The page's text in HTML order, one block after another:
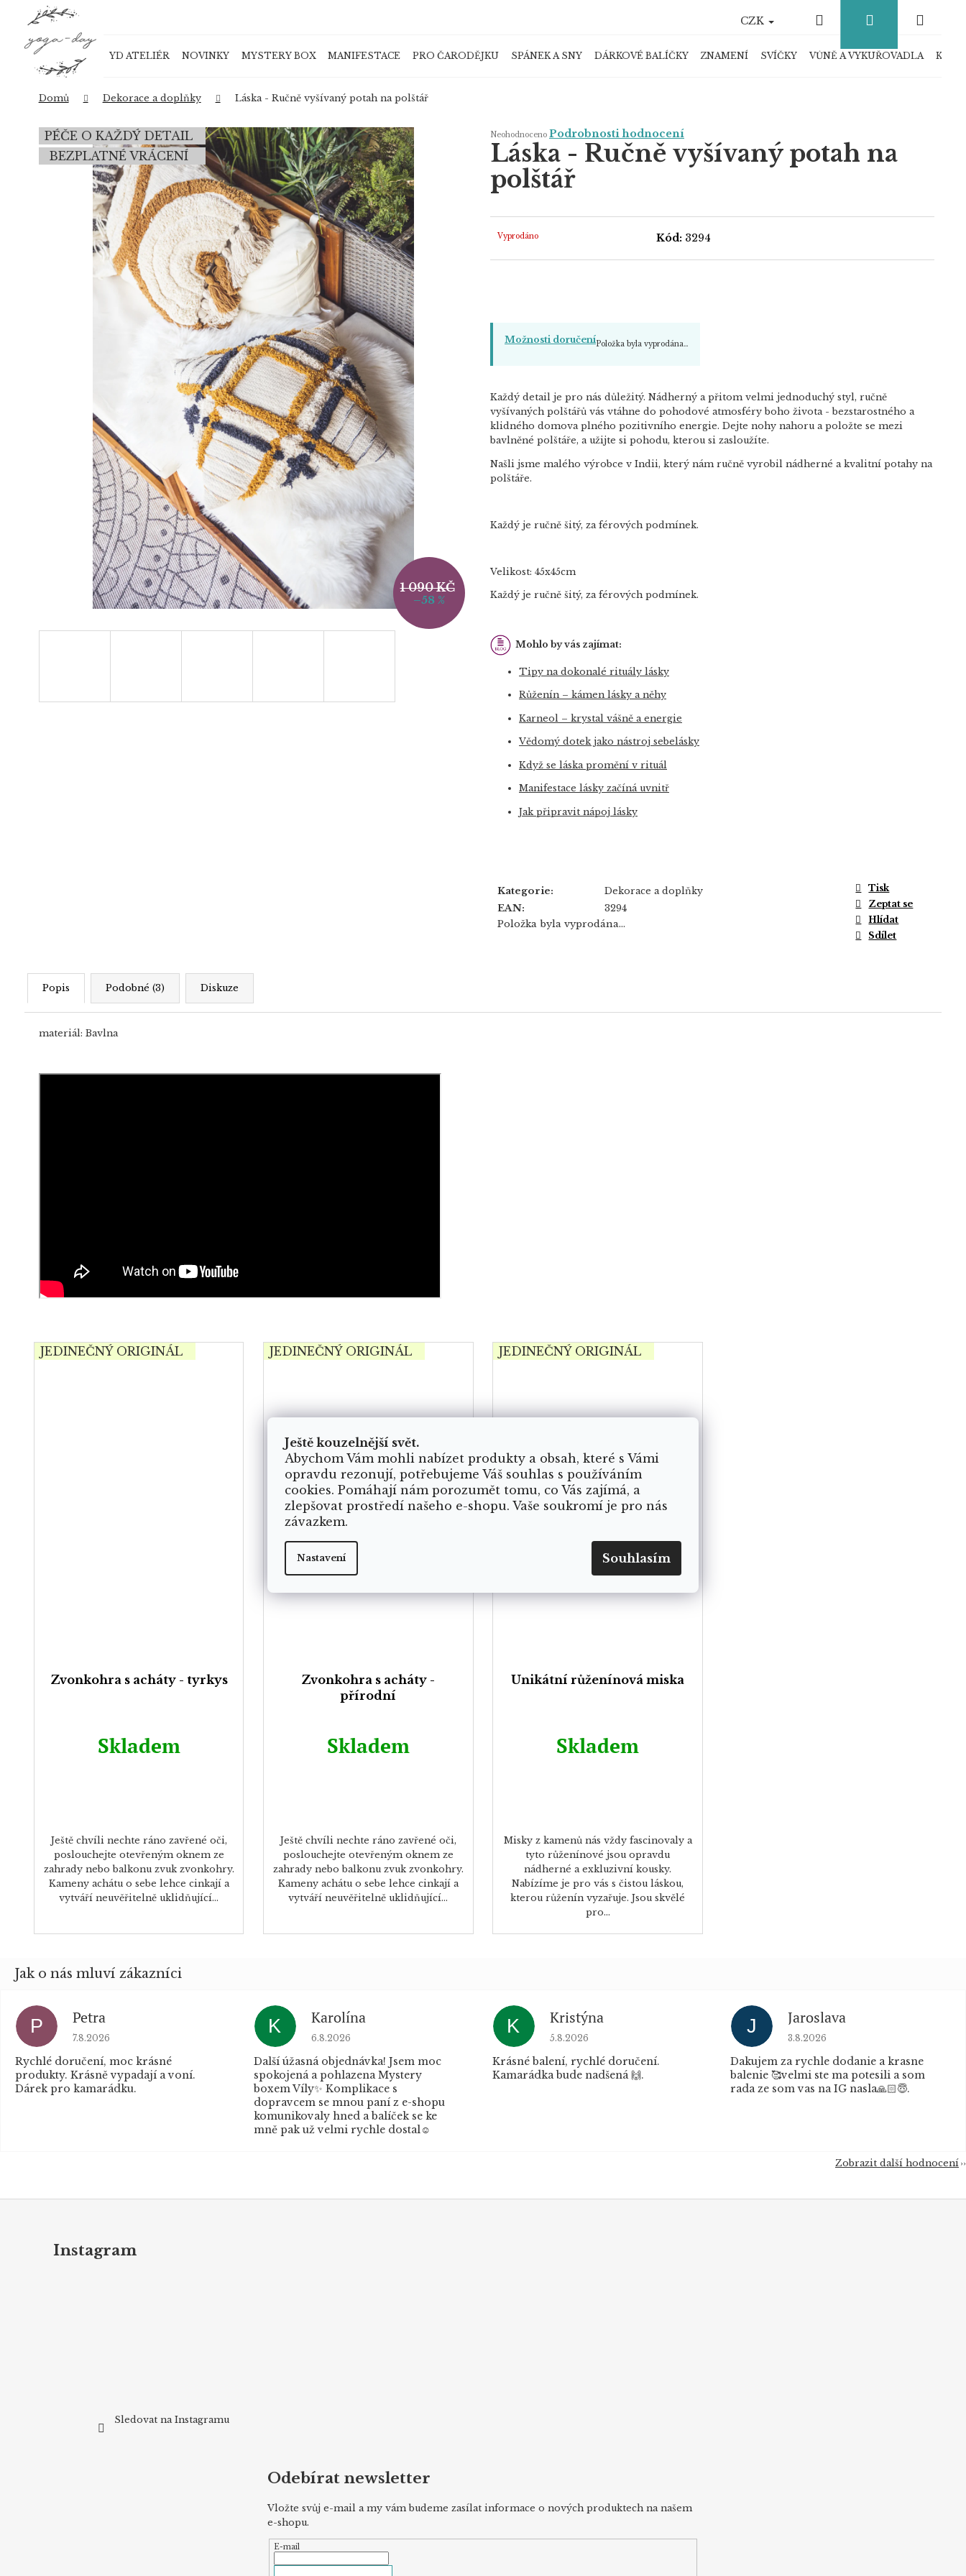
Ještě kouzelnější svět.
Abychom Vám mohli nabízet produkty a obsah, které s Vámi
opravdu rezonují, potřebujeme Váš souhlas s používáním
cookies. Pomáhají nám porozumět tomu, co Vás zajímá, a
zlepšovat prostředí našeho e-shopu. Vaše soukromí je pro nás
závazkem.
Nastavení Souhlasím
YD ATELIÉR
NOVINKY MYSTERY BOX MANIFESTACE PRO ČARODĚJKU SPÁNEK A SNY DÁRKOVÉ BALÍČKY ZNAMENÍ SVÍČKY VŮNĚ A VYKUŘOVADLA
CZK Hledat Přihlášení
košík
Domů Dekorace a doplňky Láska - Ručně vyšívaný potah na polštář
Průměrné
hodnocení
produktu
je
z
hvězdiček.
Neohodnoceno Podrobnosti hodnocení
Láska - Ručně vyšívaný potah na
polštář
Vyprodáno Kód: 3294
Možnosti doručeníPoložka byla vyprodána…
Každý detail je pro nás důležitý. Nádherný a přitom velmi jednoduchý styl, ručně
vyšívaných polštářů vás vtáhne do pohodové atmosféry boho života - bezstarostného a
klidného domova plného pozitivního energie. Dejte nohy nahoru a položte se mezi
bavlněné polštáře, a užijte si pohodu, kterou si zasloužíte.
Našli jsme malého výrobce v Indii, který nám ručně vyrobil nádherné a kvalitní potahy na
polštáře.
Každý je ručně šitý, za férových podmínek.
Velikost: 45x45cm
Každý je ručně šitý, za férových podmínek.
Mohlo by vás zajímat:
Tipy na dokonalé rituály lásky
Růženín – kámen lásky a něhy
Karneol – krystal vášně a energie
Vědomý dotek jako nástroj sebelásky
Když se láska promění v rituál
Manifestace lásky začíná uvnitř
Jak připravit nápoj lásky
Kategorie: Dekorace a doplňky
EAN:
3294
Položka byla vyprodána…
Tisk
Zeptat se
Hlídat
Sdílet
PÉČE O KAŽDÝ DETAIL
BEZPLATNÉ VRÁCENÍ
1 090 KČ
–58 %
Popis Podobné (3) Diskuze
materiál: Bavlna
JEDINEČNÝ ORIGINÁL
Zvonkohra s acháty - tyrkys
Skladem
Ještě chvíli nechte ráno zavřené oči,
poslouchejte otevřeným oknem ze
zahrady nebo balkonu zvuk zvonkohry.
Kameny achátu o sebe lehce cinkají a
vytváří neuvěřitelně uklidňující...
JEDINEČNÝ ORIGINÁL
Zvonkohra s acháty -
přírodní
Skladem
Ještě chvíli nechte ráno zavřené oči,
poslouchejte otevřeným oknem ze
zahrady nebo balkonu zvuk zvonkohry.
Kameny achátu o sebe lehce cinkají a
vytváří neuvěřitelně uklidňující...
JEDINEČNÝ ORIGINÁL
Unikátní růženínová miska
Skladem
Misky z kamenů nás vždy fascinovaly a
tyto růženínové jsou opravdu
nádherné a exkluzivní kousky.
Nabízíme je pro vás s čistou láskou,
kterou růženín vyzařuje. Jsou skvělé
pro...
P Petra
Hodnocení obchodu je 5 z 5 hvězdiček.
7.8.2026
Rychlé doručení, moc krásné
produkty. Krásně vypadají a voní.
Dárek pro kamarádku.
K Karolína
Hodnocení obchodu je 5 z 5 hvězdiček.
6.8.2026
Další úžasná objednávka! Jsem moc
spokojená a pohlazena Mystery
boxem Víly✨ Komplikace s
dopravcem se mnou paní z e-shopu
komunikovaly hned a balíček se ke
mně pak už velmi rychle dostal☺️
K Kristýna
Hodnocení obchodu je 5 z 5 hvězdiček.
5.8.2026
Krásné balení, rychlé doručení.
Kamarádka bude nadšená 🙌.
J Jaroslava
Hodnocení obchodu je 5 z 5
3.8.2026
Dakujem za rychle dodanie a krasne
balenie 🥰velmi ste ma potesili a som
rada ze som vas na IG nasla🙏🏻😇.
Zobrazit další hodnocení
Zpět
do
obchodu
Zpět
do
obchodu
Co potřebujete najít?
HLEDAT
Doporučujeme
Instagram
Sledovat na Instagramu
Odebírat newsletter
Vložte svůj e-mail a my vám budeme zasílat informace o nových produktech na našem
e-shopu.
E-mail